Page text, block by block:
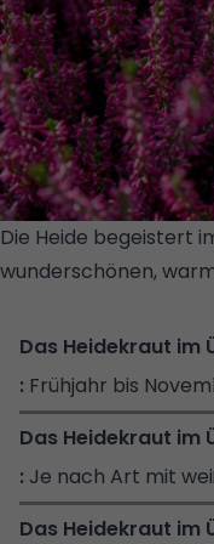
Die Heide begeistert
wunderschönen,
Frühjahr bis
Je nach Art mit